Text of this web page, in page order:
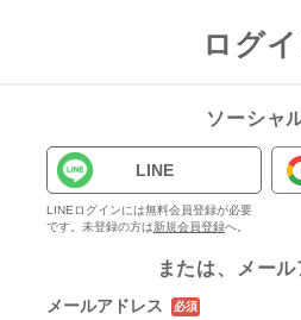
ログ
ソーシャ
LINE
LINEログインには無料会員登録が必要
です。未登録の方は新規会員登録へ。
または、メー
メールアドレス 必須